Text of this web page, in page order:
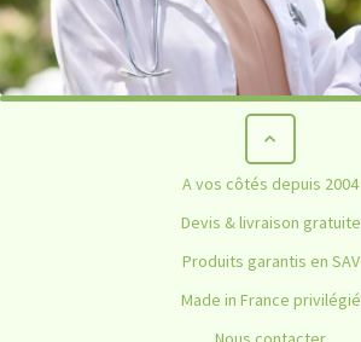
A vos côtés depuis 2004
Devis & livraison gratuite
Produits garantis en SAV
Made in France privilégié